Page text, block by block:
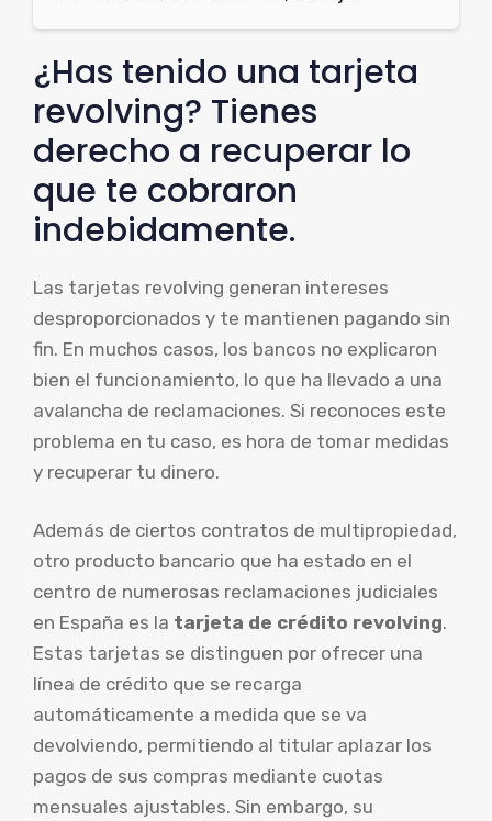
¿Has tenido una tarjeta
revolving? Tienes
derecho a recuperar lo
que te cobraron
indebidamente.
Las tarjetas revolving generan intereses
desproporcionados y te mantienen pagando sin
fin. En muchos casos, los bancos no explicaron
bien el funcionamiento, lo que ha llevado a una
avalancha de reclamaciones. Si reconoces este
problema en tu caso, es hora de tomar medidas
y recuperar tu dinero.
Además de ciertos contratos de multipropiedad,
otro producto bancario que ha estado en el
centro de numerosas reclamaciones judiciales
en España es la tarjeta de crédito revolving.
Estas tarjetas se distinguen por ofrecer una
línea de crédito que se recarga
automáticamente a medida que se va
devolviendo, permitiendo al titular aplazar los
pagos de sus compras mediante cuotas
mensuales ajustables. Sin embargo, su